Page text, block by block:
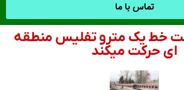
تماس با ما
آگوست خط یک مترو تفلیس منطقه
ای حرکت میکند